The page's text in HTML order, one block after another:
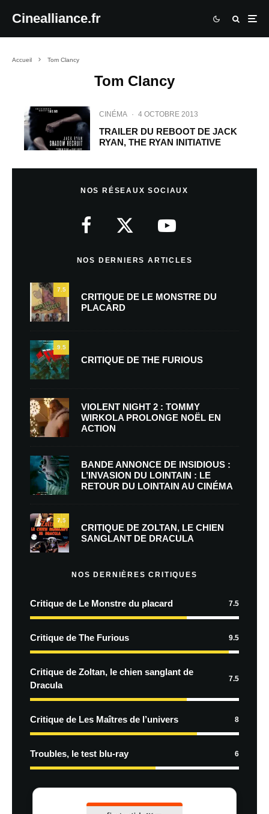
Cinealliance.fr
Accueil Tom Clancy
Tom Clancy
CINÉMA · 4 OCTOBRE 2013
TRAILER DU REBOOT DE JACK
RYAN, THE RYAN INITIATIVE
NOS RÉSEAUX SOCIAUX
NOS DERNIERS ARTICLES
7.5
CRITIQUE DE LE MONSTRE DU
PLACARD
9.5
CRITIQUE DE THE FURIOUS
VIOLENT NIGHT 2 : TOMMY
WIRKOLA PROLONGE NOËL EN
ACTION
BANDE ANNONCE DE INSIDIOUS :
L’INVASION DU LOINTAIN : LE
RETOUR DU LOINTAIN AU CINÉMA
7.5
CRITIQUE DE ZOLTAN, LE CHIEN
SANGLANT DE DRACULA
NOS DERNIÈRES CRITIQUES
Critique de Le Monstre du placard 7.5
Critique de The Furious 9.5
Critique de Zoltan, le chien sanglant de
Dracula
7.5
Critique de Les Maîtres de l’univers 8
Troubles, le test blu-ray 6